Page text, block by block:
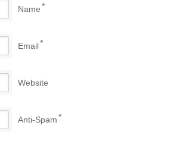
Name*
Email*
Website
Anti-Spam*